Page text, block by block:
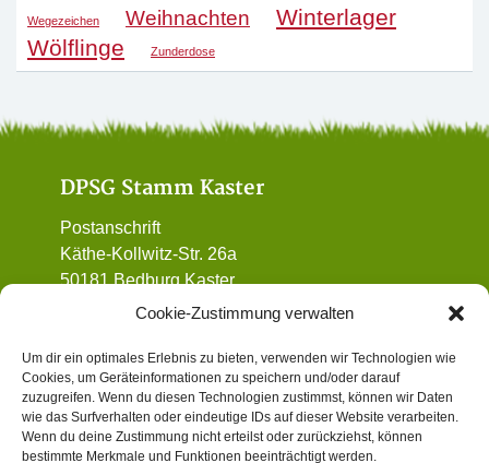
Cookie-Zustimmung verwalten
Um dir ein optimales Erlebnis zu bieten, verwenden wir Technologien wie
Cookies, um Geräteinformationen zu speichern und/oder darauf
zuzugreifen. Wenn du diesen Technologien zustimmst, können wir Daten
wie das Surfverhalten oder eindeutige IDs auf dieser Website verarbeiten.
Wenn du deine Zustimmung nicht erteilst oder zurückziehst, können
bestimmte Merkmale und Funktionen beeinträchtigt werden.
Wegezeichen Weihnachten
Winterlager
Wölflinge
Zunderdose
DPSG Stamm Kaster
Postanschrift
Käthe-Kollwitz-Str. 26a
50181 Bedburg Kaster
01 72 / 90 32 962
Informatives
Datenschutz